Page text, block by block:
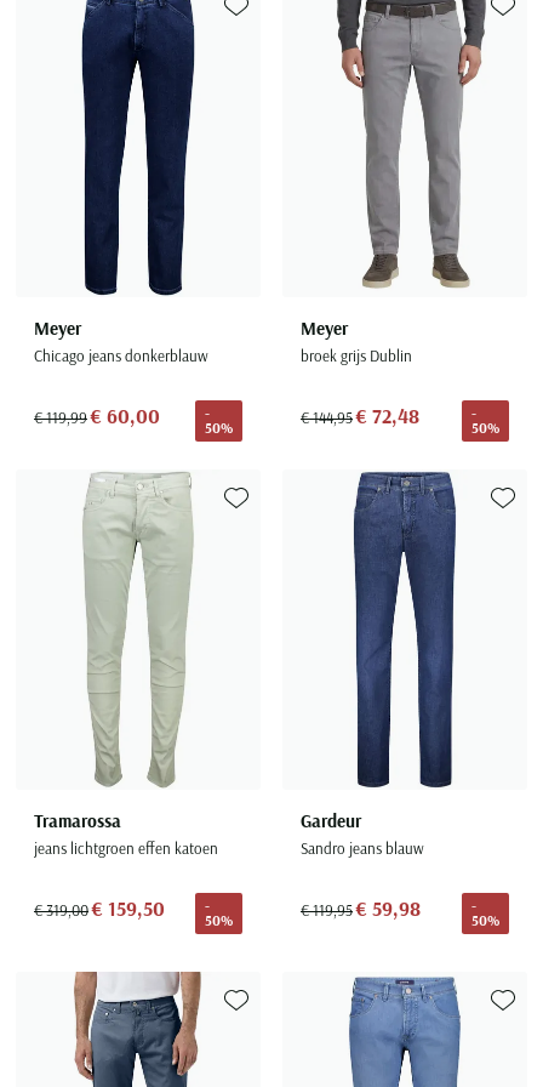
Meyer
Chicago jeans donkerblauw
€ 119,99€ 60,00
-
50%
Toevoegen aan favorieten
Meyer
broek grijs Dublin
€ 144,95€ 72,48
-
50%
Tramarossa
jeans lichtgroen effen katoen
€ 319,00€ 159,50
-
50%
Toevoegen aan favorieten
Gardeur
Sandro jeans blauw
€ 119,95€ 59,98
-
50%
Toevoegen aan favorieten